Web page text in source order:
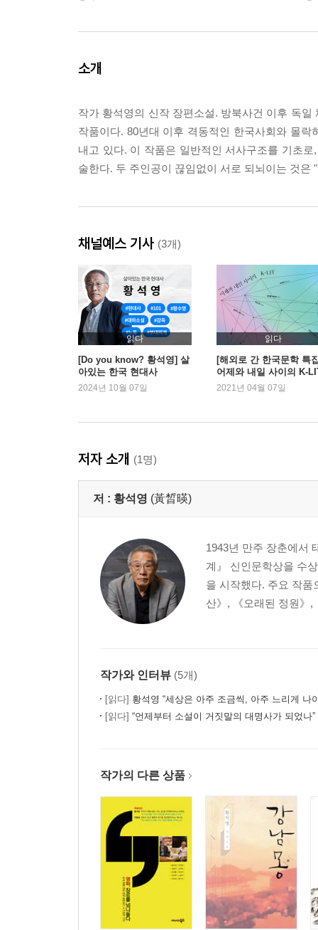
소개
작가 황석영의 신작 장편소설. 방북사건 이후 독
작품이다. 80년대 이후 격동적인 한국사회와 몰
내고 있다. 이 작품은 일반적인 서사구조를 기초
술한다. 두 주인공이 끊임없이 서로 되뇌이는 것
채널예스 기사 (3개)
읽다
[Do you know? 황석영] 살
아있는 한국 현대사
2024년 10월 07일
읽다
[해외로 간 한국문학 특
어제와 내일 사이의 K-
2021년 04월 07일
저자 소개 (1명)
저 : 황석영 (黃晳暎)
1943년 만주 장춘에서
계』 신인문학상을 수
을 시작했다. 주요 작품
산》, 《오래된 정원》,
작가와 인터뷰 (5개)
[읽다] 황석영 “세상은 아주 조금씩, 아주 느리게 나
[읽다] “언제부터 소설이 거짓말의 대명사가 되었나
작가의 다른 상품